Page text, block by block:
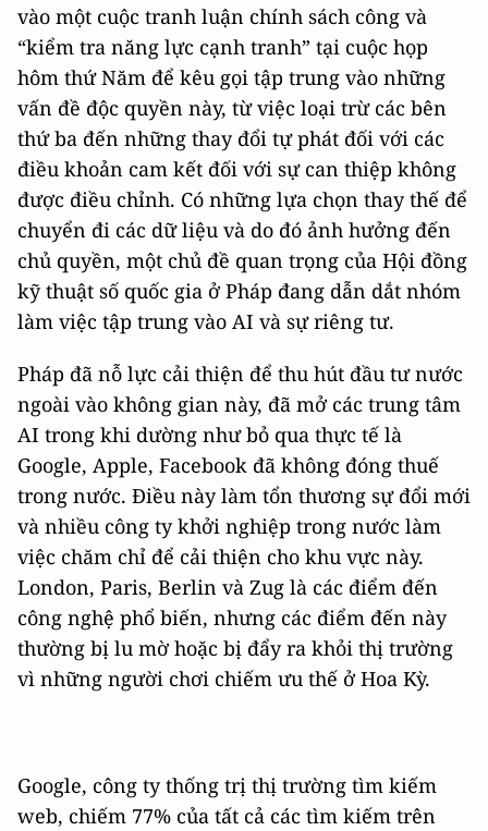
vào một cuộc tranh luận chính sách công và
“kiểm tra năng lực cạnh tranh” tại cuộc họp
hôm thứ Năm để kêu gọi tập trung vào những
vấn đề độc quyền này, từ việc loại trừ các bên
thứ ba đến những thay đổi tự phát đối với các
điều khoản cam kết đối với sự can thiệp không
được điều chỉnh. Có những lựa chọn thay thế để
chuyển đi các dữ liệu và do đó ảnh hưởng đến
chủ quyền, một chủ đề quan trọng của Hội đồng
kỹ thuật số quốc gia ở Pháp đang dẫn dắt nhóm
làm việc tập trung vào AI và sự riêng tư.
Pháp đã nỗ lực cải thiện để thu hút đầu tư nước
ngoài vào không gian này, đã mở các trung tâm
AI trong khi dường như bỏ qua thực tế là
Google, Apple, Facebook đã không đóng thuế
trong nước. Điều này làm tổn thương sự đổi mới
và nhiều công ty khởi nghiệp trong nước làm
việc chăm chỉ để cải thiện cho khu vực này.
London, Paris, Berlin và Zug là các điểm đến
công nghệ phổ biến, nhưng các điểm đến này
thường bị lu mờ hoặc bị đẩy ra khỏi thị trường
vì những người chơi chiếm ưu thế ở Hoa Kỳ.
Google, công ty thống trị thị trường tìm kiếm
web, chiếm 77% của tất cả các tìm kiếm trên